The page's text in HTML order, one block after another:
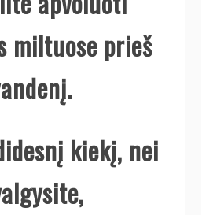
miltuose prieš
kiekį, nei